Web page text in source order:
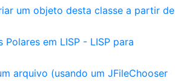
um objeto desta classe a partir de
em LISP - LISP para
arquivo (usando um JFileChooser